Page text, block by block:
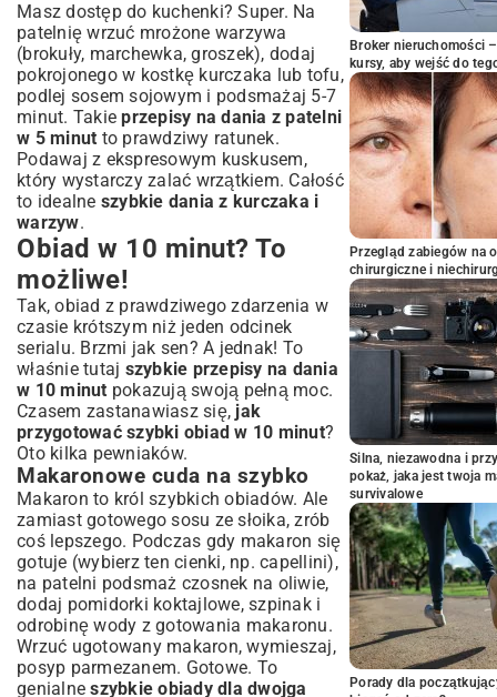
Masz dostęp do kuchenki? Super. Na
patelnię wrzuć mrożone warzywa
(brokuły, marchewka, groszek), dodaj
pokrojonego w kostkę kurczaka lub tofu,
podlej sosem sojowym i podsmażaj 5-7
minut. Takieprzepisy na dania z patelni
w 5 minut to prawdziwy ratunek.
Podawaj z ekspresowym kuskusem,
który wystarczy zalać wrzątkiem. Całość
to idealne szybkie dania z kurczaka i
warzyw.
Obiad w 10 minut? To
możliwe!
Tak, obiad z prawdziwego zdarzenia w
czasie krótszym niż jeden odcinek
serialu. Brzmi jak sen? A jednak! To
właśnie tutaj szybkie przepisy na dania
w 10 minut pokazują swoją pełną moc.
Czasem zastanawiasz się, jak
przygotować szybki obiad w 10 minut?
Oto kilka pewniaków.
Makaronowe cuda na szybko
Makaron to król szybkich obiadów. Ale
zamiast gotowego sosu ze słoika, zrób
coś lepszego. Podczas gdy makaron się
gotuje (wybierz ten cienki, np. capellini),
na patelni podsmaż czosnek na oliwie,
dodaj pomidorki koktajlowe, szpinak i
odrobinę wody z gotowania makaronu.
Wrzuć ugotowany makaron, wymieszaj,
posyp parmezanem. Gotowe. To
genialneszybkie obiady dla dwojga
Broker nieruchomości
kursy, aby wejść do
Przegląd zabiegów na
chirurgiczne i
Silna, niezawodna i
pokaż, jaka jest twoja
survivalowe
Porady dla